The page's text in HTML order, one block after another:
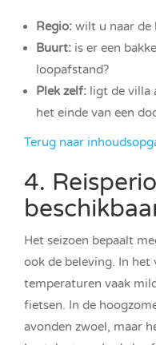
Regio: wilt u naar de
Buurt: is er een
loopafstand?
Plek zelf: ligt de villa
het einde van een
Terug naar
4.
Het seizoen bepaalt
ook de beleving. In
temperaturen vaak
fietsen. In de
avonden zwoel, maar